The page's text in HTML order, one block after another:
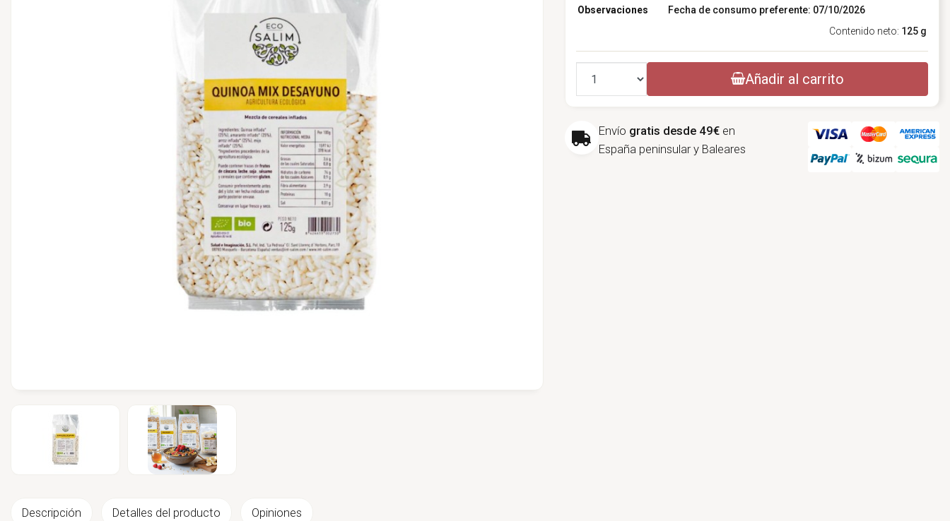
Descripción Detalles del producto Opiniones
Observaciones
Fecha de consumo preferente: 07/10/2026
Contenido neto: 125 g
Cantidad Añadir al carrito
Envío gratis desde 49€ en
España peninsular y Baleares